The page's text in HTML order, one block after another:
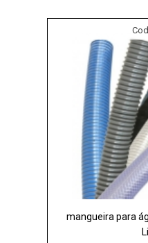
mangueira para